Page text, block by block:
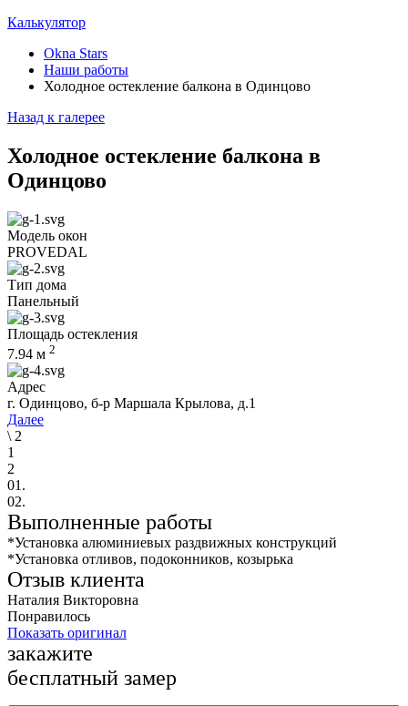
Калькулятор
Okna Stars
Наши работы
Холодное остекление балкона в Одинцово
Назад к галерее
Холодное остекление балкона в
Одинцово
Модель окон
PROVEDAL
Тип дома
Панельный
Площадь остекления
7.94 м 2
Адрес
г. Одинцово, б-р Маршала Крылова, д.1
Далее
\ 2
1
2
01.
02.
Выполненные работы
*Установка алюминиевых раздвижных конструкций
*Установка отливов, подоконников, козырька
Отзыв клиента
Наталия Викторовна
Понравилось
Показать оригинал
закажите
бесплатный замер